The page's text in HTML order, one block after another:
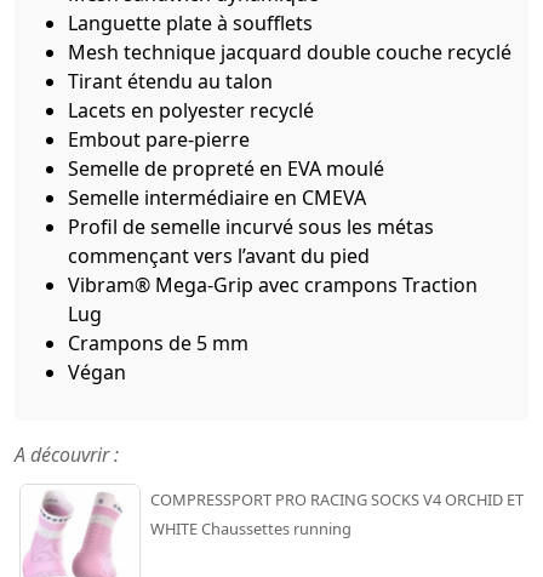
Languette plate à soufflets
Mesh technique jacquard double couche recyclé
Tirant étendu au talon
Lacets en polyester recyclé
Embout pare-pierre
Semelle de propreté en EVA moulé
Semelle intermédiaire en CMEVA
Profil de semelle incurvé sous les métas
commençant vers l’avant du pied
Vibram® Mega-Grip avec crampons Traction
Lug
Crampons de 5 mm
Végan
A découvrir :
COMPRESSPORT PRO RACING SOCKS V4 ORCHID ET
WHITE Chaussettes running